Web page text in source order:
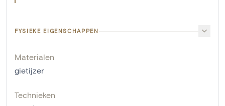
FYSIEKE EIGENSCHAPPEN
Materialen
gietijzer
Technieken